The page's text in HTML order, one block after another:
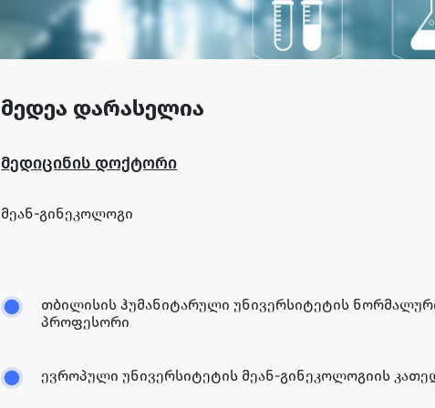
მედეა დარასელია
მედიცინის დოქტორი
მეან-გინეკოლოგი
თბილისის ჰუმანიტარული უნივერსიტეტის
პროფესორი
ევროპული უნივერსიტეტის მეან-გინეკოლოგიის